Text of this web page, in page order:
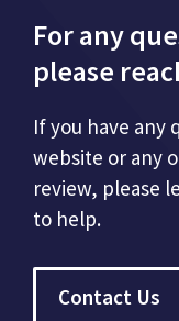
For any
please
If you have any
website or any
review, please
to help.
Contact Us